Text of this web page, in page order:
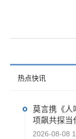
热点快讯
《京剧大师
传播注入全
莫言携《人
项飙共探当
2026-08-08